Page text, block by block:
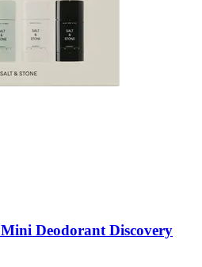
Mini Deodorant Discovery